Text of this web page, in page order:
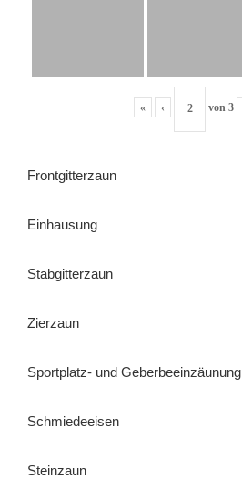
« ‹ von 3
Frontgitterzaun
Einhausung
Stabgitterzaun
Zierzaun
Sportplatz- und Geberbeeinzäunung
Schmiedeeisen
Steinzaun